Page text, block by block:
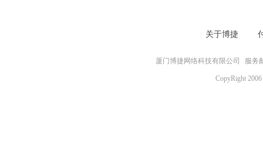
关于博捷
厦门博捷网络科技有限公司 服务
CopyRight